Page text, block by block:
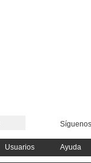
Usuarios Ayuda